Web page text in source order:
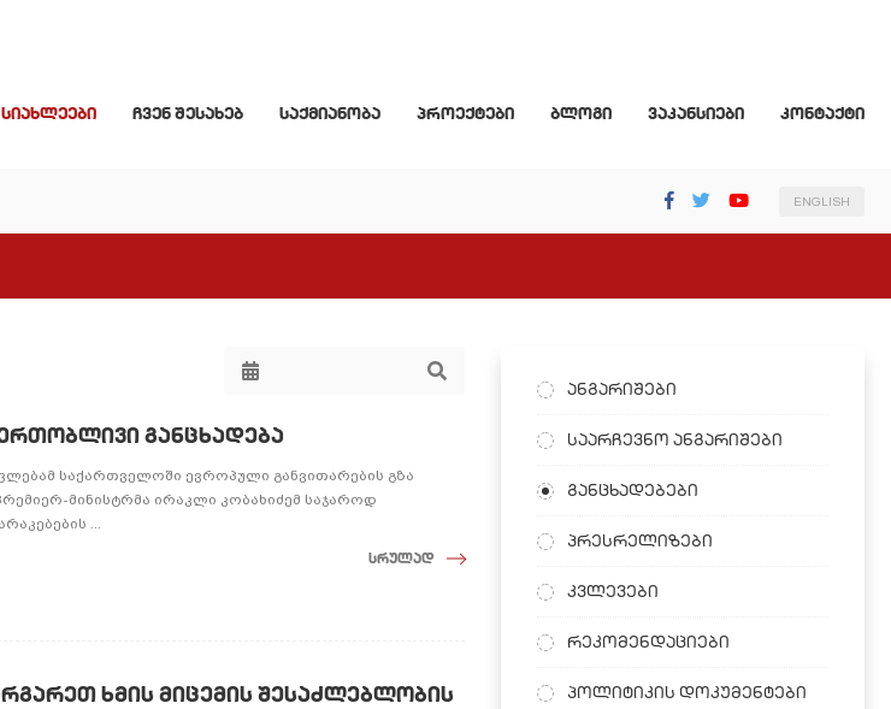
სიახლეები ჩვენ შესახებ საქმიანობა პროექტები ბლოგი ვაკანსიები კონტაქტი
ENGLISH
განცხადება
საქართველოში ევროპული განვითარების გზა
მინისტრმა ირაკლი კობახიძემ საჯაროდ
...
სრულად
ხმის მიცემის შესაძლებლობის
ანგარიშები
საარჩევნო ანგარიშები
განცხადებები
პრესრელიზები
კვლევები
რეკომენდაციები
პოლიტიკის დოკუმენტები